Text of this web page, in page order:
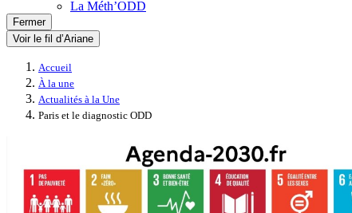
La Méth’ODD
Fermer
Voir le fil d’Ariane
Accueil
À la une
Actualités à la Une
Paris et le diagnostic ODD